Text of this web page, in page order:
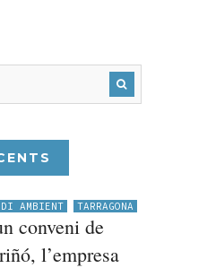
AMBIENT TARRAGONA
conveni de
l’empresa